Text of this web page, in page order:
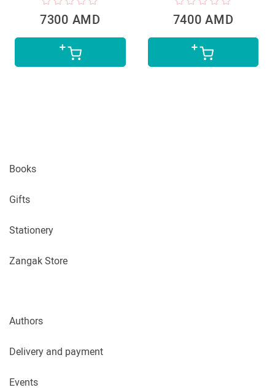
7300 AMD 7400 AMD
Books
Gifts
Stationery
Zangak Store
Authors
Delivery and payment
Events